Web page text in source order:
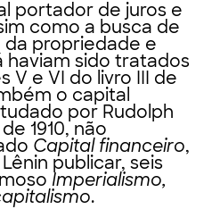
portador de juros e
como a busca de
propriedade e
haviam sido tratados
V e VI do livro III de
o capital
por Rudolph
1910, não
Capital financeiro,
publicar, seis
Imperialismo,
.